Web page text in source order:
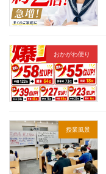
おかがわ便り
授業風景